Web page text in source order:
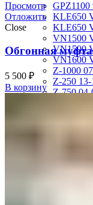
GPZ1100
KLE650
KLE650
VN1500
VN1500
VN1600
Z-1000
Z-250 13-
Z-750 04-
ZX-10R
ZX-10R
ZX-10R
ZX-10R
Просмотр
Отложить
Close
Обгонная
5 500 ₽
В корзину